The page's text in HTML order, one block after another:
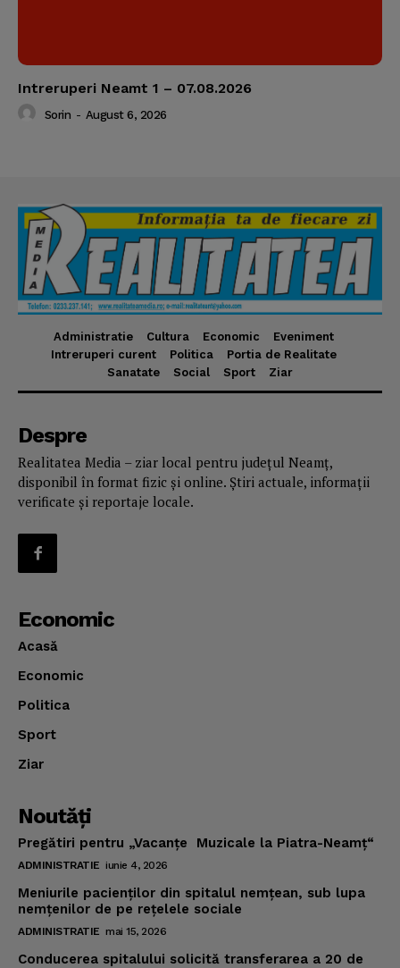
Intreruperi Neamt 1 – 07.08.2026
Sorin - August 6, 2026
Administratie Cultura Economic
Eveniment
Intreruperi curent
Politica
Portia de Realitate
Sanatate
Social Sport Ziar
Despre
Realitatea Media – ziar local pentru județul Neamț,
disponibil în format fizic și online. Știri actuale, informații
verificate și reportaje locale.
Economic
Acasă
Economic
Politica
Sport
Ziar
Noutăţi
Pregătiri pentru „Vacanţe Muzicale la Piatra-Neamţ“
ADMINISTRATIE iunie 4, 2026
Meniurile pacienţilor din spitalul nemţean, sub lupa
nemţenilor de pe reţelele sociale
ADMINISTRATIE mai 15, 2026
Conducerea spitalului solicită transferarea a 20 de